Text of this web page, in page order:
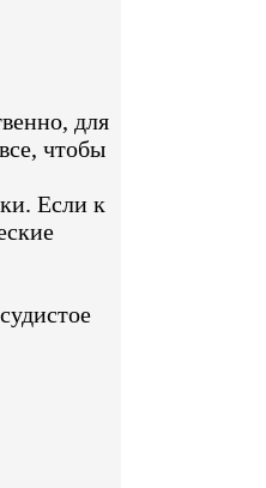
для
чтобы
Если к